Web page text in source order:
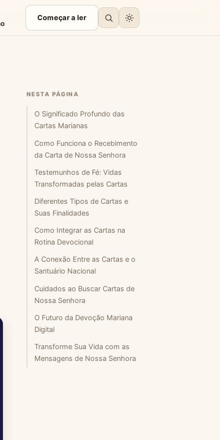
Começar a ler
NESTA PÁGINA
O Significado Profundo das
Cartas Marianas
Como Funciona o Recebimento
da Carta de Nossa Senhora
Testemunhos de Fé: Vidas
Transformadas pelas Cartas
Diferentes Tipos de Cartas e
Suas Finalidades
Como Integrar as Cartas na
Rotina Devocional
A Conexão Entre as Cartas e o
Santuário Nacional
Cuidados ao Buscar Cartas de
Nossa Senhora
O Futuro da Devoção Mariana
Digital
Transforme Sua Vida com as
Mensagens de Nossa Senhora